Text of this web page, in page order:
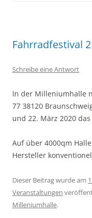
Fahrradfestival
Schreibe eine Antwort
In der Milleniumhalle
77 38120
und 22. März 2020 das
Auf über 4000qm
Hersteller
Dieser Beitrag wurde am
Veranstaltungen
Milleniumhalle.